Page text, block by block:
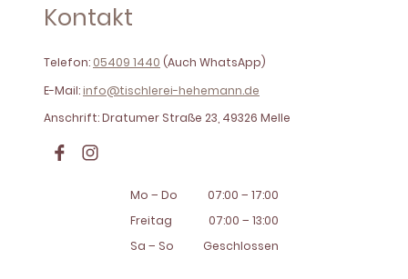
Kontakt
Telefon: 05409 1440 (Auch WhatsApp)
E-Mail:info@tischlerei-hehemann.de
Anschrift: Dratumer Straße 23, 49326 Melle
Mo – Do
07:00 – 17:00
Freitag
07:00 – 13:00
Sa – So
Geschlossen